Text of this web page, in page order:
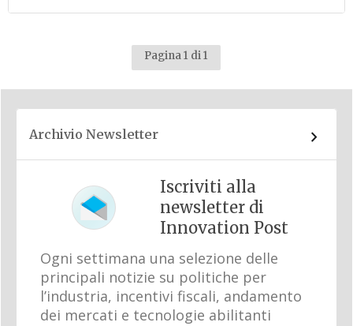
Pagina 1 di 1
Archivio Newsletter
Iscriviti alla
newsletter di
Innovation Post
Ogni settimana una selezione delle
principali notizie su politiche per
l’industria, incentivi fiscali, andamento
dei mercati e tecnologie abilitanti